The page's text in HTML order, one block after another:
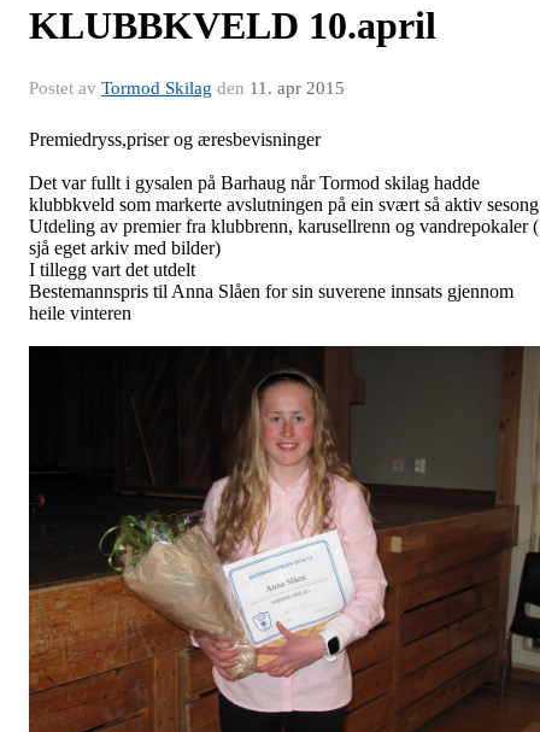
KLUBBKVELD 10.april
Postet av Tormod Skilag den 11. apr 2015
Premiedryss,priser og æresbevisninger
Det var fullt i gysalen på Barhaug når Tormod skilag hadde
klubbkveld som markerte avslutningen på ein svært så aktiv
Utdeling av premier fra klubbrenn, karusellrenn og vandrepokaler (
sjå eget arkiv med bilder)
I tillegg vart det utdelt
Bestemannspris til Anna Slåen for sin suverene innsats gjennom
heile vinteren